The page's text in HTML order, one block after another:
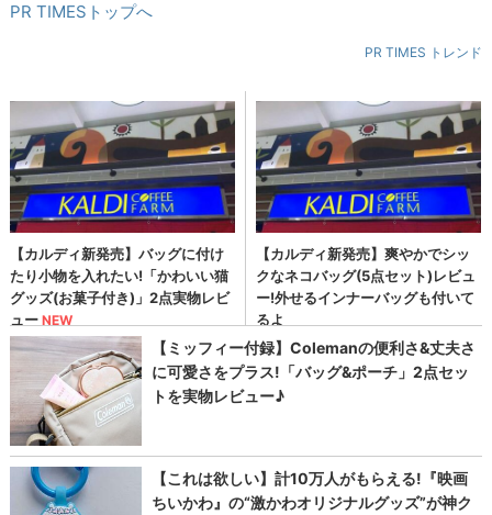
PR TIMESトップへ
PR TIMES トレンド